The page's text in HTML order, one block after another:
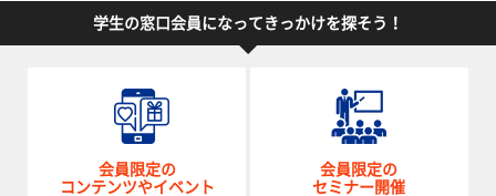
学生の窓口会員になってきっかけを探そう！
会員限定の
コンテンツやイベント
会員限定の
セミナー開催